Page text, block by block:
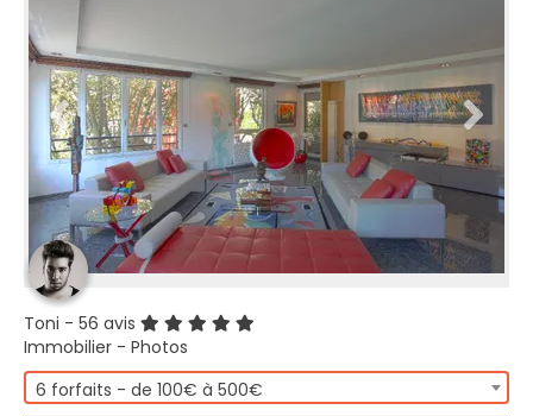
Toni - 56 avis
Immobilier - Photos
6 forfaits - de 100€ à 500€